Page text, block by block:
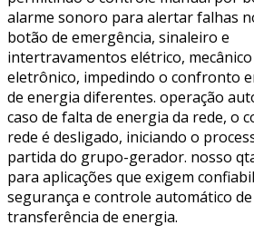
alarme sonoro para alertar falhas
botão de emergência, sinaleiro e
intertravamentos elétrico, mecânico
eletrônico, impedindo o confronto
de energia diferentes. operação
caso de falta de energia da rede, o
rede é desligado, iniciando o
partida do grupo-gerador. nosso
para aplicações que exigem
segurança e controle automático de
transferência de energia.